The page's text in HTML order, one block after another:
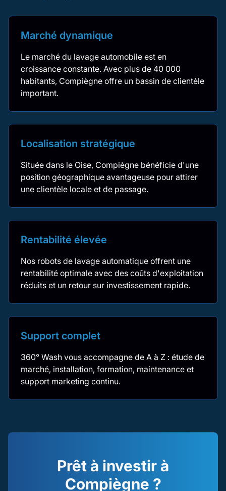
Marché dynamique
Le marché du lavage automobile est en
croissance constante. Avec plus de 40 000
habitants, Compiègne offre un bassin de clientèle
important.
Localisation stratégique
Située dans le Oise, Compiègne bénéficie d'une
position géographique avantageuse pour attirer
une clientèle locale et de passage.
Rentabilité élevée
Nos robots de lavage automatique offrent une
rentabilité optimale avec des coûts d'exploitation
réduits et un retour sur investissement rapide.
Support complet
360° Wash vous accompagne de A à Z : étude de
marché, installation, formation, maintenance et
support marketing continu.
Prêt à investir à
Compiègne ?